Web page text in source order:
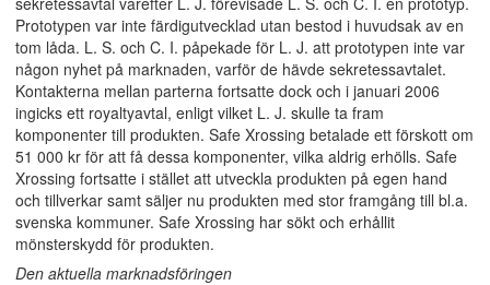
Prototypen var inte färdigutvecklad utan bestod i huvudsak av en
tom låda. L. S. och C. I. påpekade för L. J. att prototypen inte var
någon nyhet på marknaden, varför de hävde sekretessavtalet.
Kontakterna mellan parterna fortsatte dock och i januari 2006
ingicks ett royaltyavtal, enligt vilket L. J. skulle ta fram
komponenter till produkten. Safe Xrossing betalade ett förskott om
51 000 kr för att få dessa komponenter, vilka aldrig erhölls. Safe
Xrossing fortsatte i stället att utveckla produkten på egen hand
och tillverkar samt säljer nu produkten med stor framgång till bl.a.
svenska kommuner. Safe Xrossing har sökt och erhållit
mönsterskydd för produkten.
Den aktuella marknadsföringen